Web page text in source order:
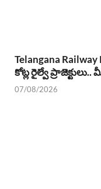
Telangana
కోట్ల రైల్వే
07/08/2026